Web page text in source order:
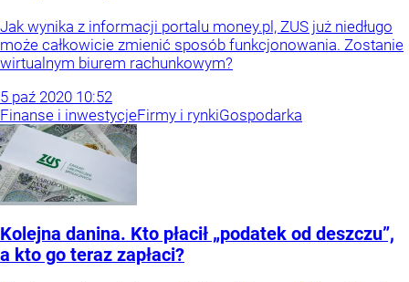
Jak wynika z informacji portalu money.pl, ZUS już niedługo
może całkowicie zmienić sposób funkcjonowania. Zostanie
wirtualnym biurem rachunkowym?
5 paź 2020 10:52
Finanse i inwestycjeFirmy i rynkiGospodarka
Kolejna danina. Kto płacił „podatek od deszczu”,
a kto go teraz zapłaci?